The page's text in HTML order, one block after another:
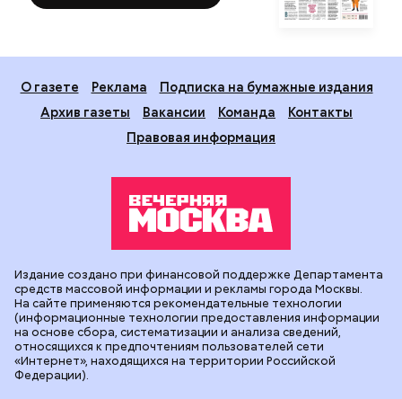
О газете Реклама
Подписка на бумажные издания
Архив газеты
Вакансии Команда
Контакты
Правовая информация
Издание создано при финансовой поддержке Департамента
средств массовой информации и рекламы города Москвы.
На сайте применяются рекомендательные технологии
(информационные технологии предоставления информации
на основе сбора, систематизации и анализа сведений,
относящихся к предпочтениям пользователей сети
«Интернет», находящихся на территории Российской
Федерации).